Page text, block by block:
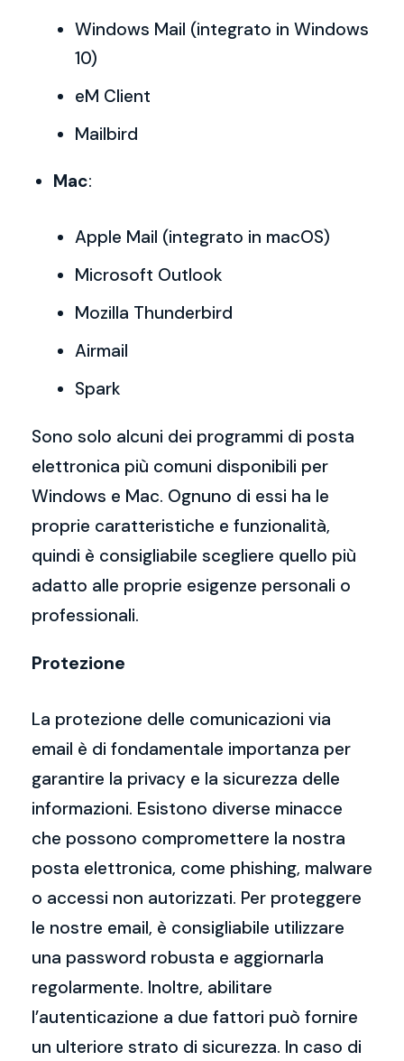
Windows Mail (integrato in Windows
10)
eM Client
Mailbird
Mac:
Apple Mail (integrato in macOS)
Microsoft Outlook
Mozilla Thunderbird
Airmail
Spark
Sono solo alcuni dei programmi di posta
elettronica più comuni disponibili per
Windows e Mac. Ognuno di essi ha le
proprie caratteristiche e funzionalità,
quindi è consigliabile scegliere quello più
adatto alle proprie esigenze personali o
professionali.
Protezione
La protezione delle comunicazioni via
email è di fondamentale importanza per
garantire la privacy e la sicurezza delle
informazioni. Esistono diverse minacce
che possono compromettere la nostra
posta elettronica, come phishing, malware
o accessi non autorizzati. Per proteggere
le nostre email, è consigliabile utilizzare
una password robusta e aggiornarla
regolarmente. Inoltre, abilitare
l’autenticazione a due fattori può fornire
un ulteriore strato di sicurezza. In caso di